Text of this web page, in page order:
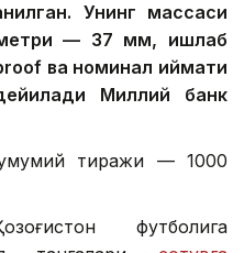
Унинг массаси
— 37 мм, ишлаб
ва номинал қиймати
Миллий банк
умумий тиражи — 1000
футболига